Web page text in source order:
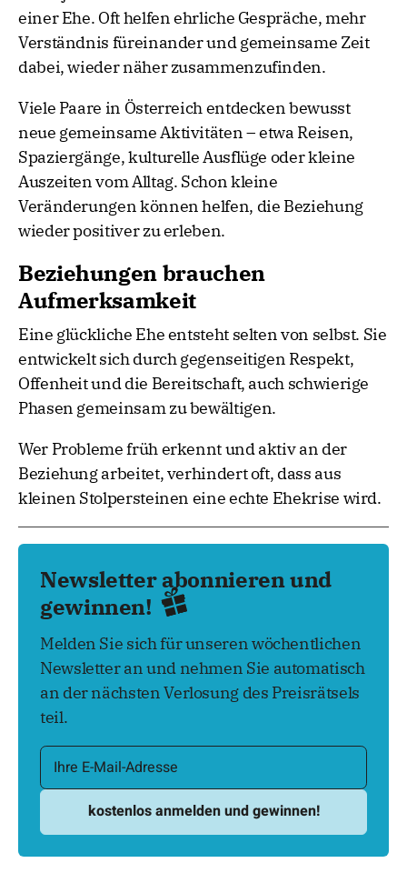
einer Ehe. Oft helfen ehrliche Gespräche, mehr
Verständnis füreinander und gemeinsame Zeit
dabei, wieder näher zusammenzufinden.
Viele Paare in Österreich entdecken bewusst
neue gemeinsame Aktivitäten – etwa Reisen,
Spaziergänge, kulturelle Ausflüge oder kleine
Auszeiten vom Alltag. Schon kleine
Veränderungen können helfen, die Beziehung
wieder positiver zu erleben.
Beziehungen brauchen
Aufmerksamkeit
Eine glückliche Ehe entsteht selten von selbst. Sie
entwickelt sich durch gegenseitigen Respekt,
Offenheit und die Bereitschaft, auch schwierige
Phasen gemeinsam zu bewältigen.
Wer Probleme früh erkennt und aktiv an der
Beziehung arbeitet, verhindert oft, dass aus
kleinen Stolpersteinen eine echte Ehekrise wird.
Newsletter abonnieren und
gewinnen!
Melden Sie sich für unseren wöchentlichen
Newsletter an und nehmen Sie automatisch
an der nächsten Verlosung des Preisrätsels
teil.